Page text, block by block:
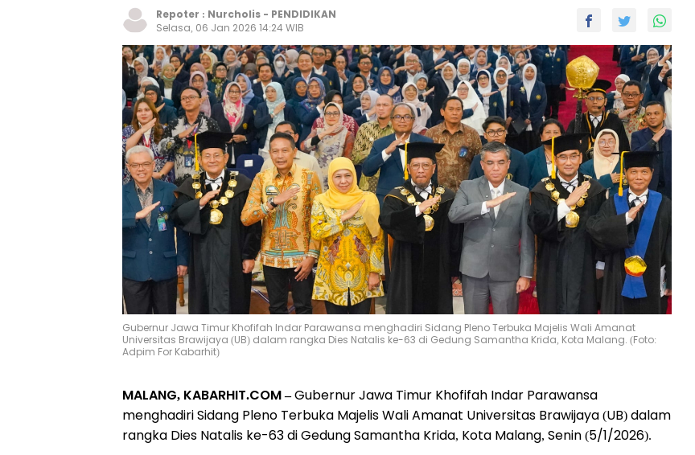
Repoter : Nurcholis - PENDIDIKAN
Selasa, 06 Jan 2026 14:24 WIB
Gubernur Jawa Timur Khofifah Indar Parawansa menghadiri Sidang Pleno Terbuka Majelis Wali Amanat
Universitas Brawijaya (UB) dalam rangka Dies Natalis ke-63 di Gedung Samantha Krida, Kota Malang. (Foto:
Adpim For Kabarhit)
MALANG, KABARHIT.COM –Gubernur Jawa Timur Khofifah Indar Parawansa
menghadiri Sidang Pleno Terbuka Majelis Wali Amanat Universitas Brawijaya (UB) dalam
rangka Dies Natalis ke-63 di Gedung Samantha Krida, Kota Malang, Senin (5/1/2026).